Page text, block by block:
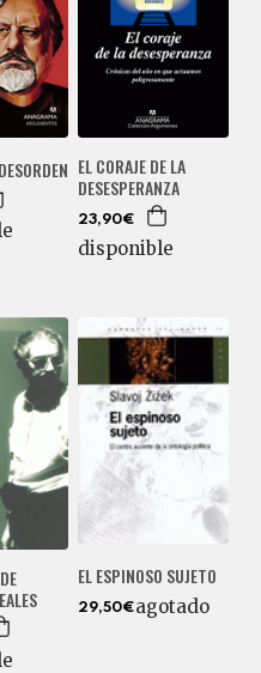
EL CORAJE DE LA
DESESPERANZA
23,90€
disponible
EL ESPINOSO SUJETO
29,50€agotado